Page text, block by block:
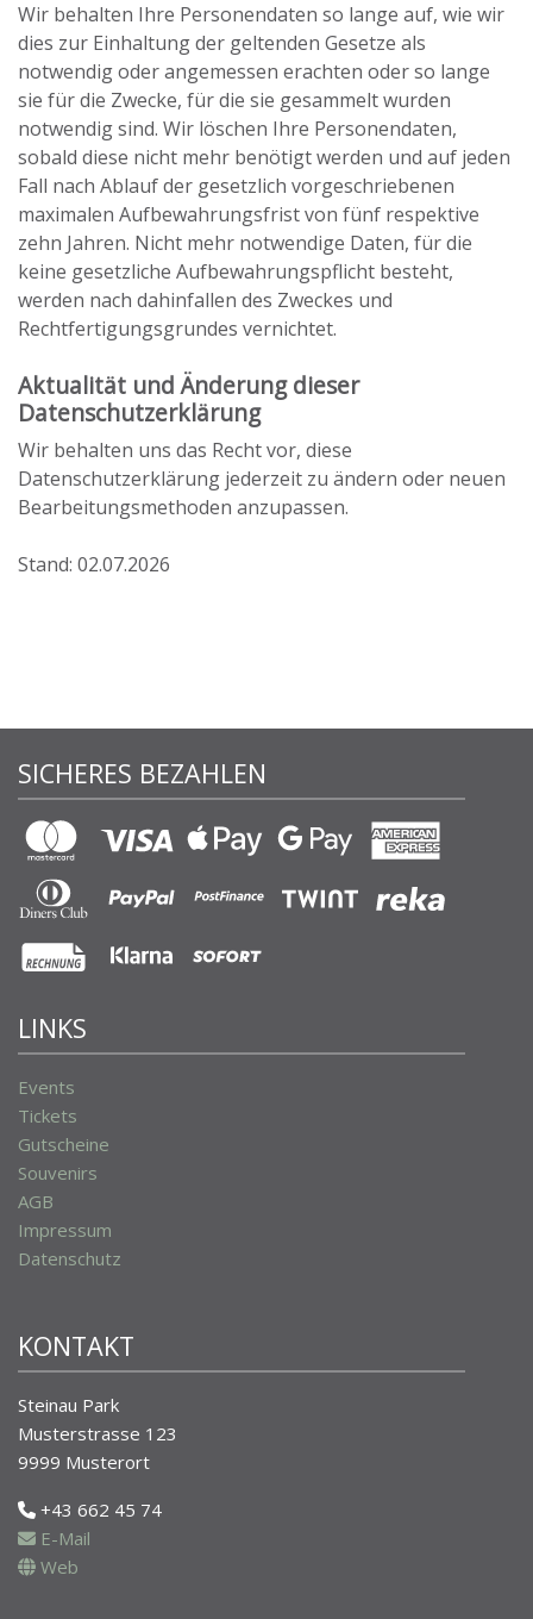
Wir behalten Ihre Personendaten so lange auf, wie wir
dies zur Einhaltung der geltenden Gesetze als
notwendig oder angemessen erachten oder so lange
sie für die Zwecke, für die sie gesammelt wurden
notwendig sind. Wir löschen Ihre Personendaten,
sobald diese nicht mehr benötigt werden und auf jeden
Fall nach Ablauf der gesetzlich vorgeschriebenen
maximalen Aufbewahrungsfrist von fünf respektive
zehn Jahren. Nicht mehr notwendige Daten, für die
keine gesetzliche Aufbewahrungspflicht besteht,
werden nach dahinfallen des Zweckes und
Rechtfertigungsgrundes vernichtet.
Aktualität und Änderung dieser
Datenschutzerklärung
Wir behalten uns das Recht vor, diese
Datenschutzerklärung jederzeit zu ändern oder neuen
Bearbeitungsmethoden anzupassen.
Stand: 02.07.2026
SICHERES BEZAHLEN
LINKS
Events
Tickets
Gutscheine
Souvenirs
AGB
Impressum
Datenschutz
KONTAKT
Steinau Park
Musterstrasse 123
9999 Musterort
+43 662 45 74
E-Mail
Web